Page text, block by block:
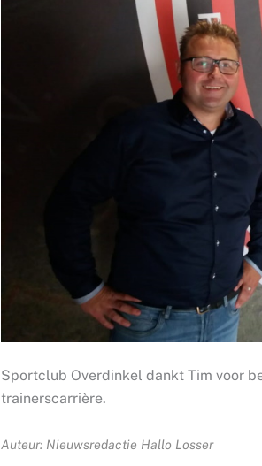
Sportclub Overdinkel dankt Tim voor
trainerscarrière.
Auteur: Nieuwsredactie Hallo Losser